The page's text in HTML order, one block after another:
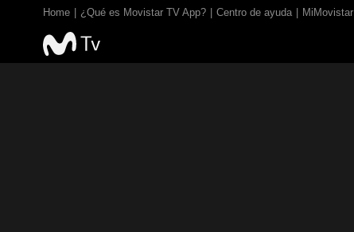
Home ¿Qué es Movistar TV App? Centro de ayuda MiMovistar